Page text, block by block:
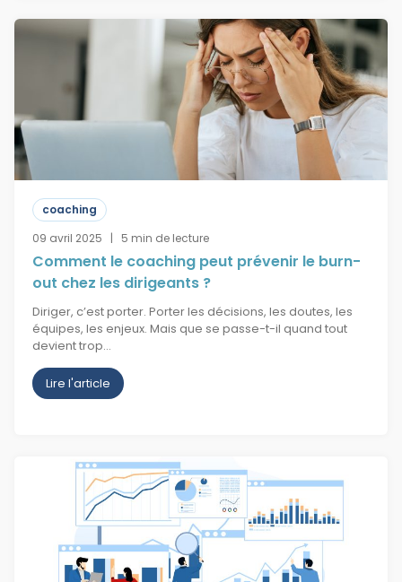
coaching
09 avril 2025 | 5 min de lecture
Comment le coaching peut prévenir le burn-
out chez les dirigeants ?​
Diriger, c’est porter. Porter les décisions, les doutes, les
équipes, les enjeux. Mais que se passe-t-il quand tout
devient trop…
Lire l'article